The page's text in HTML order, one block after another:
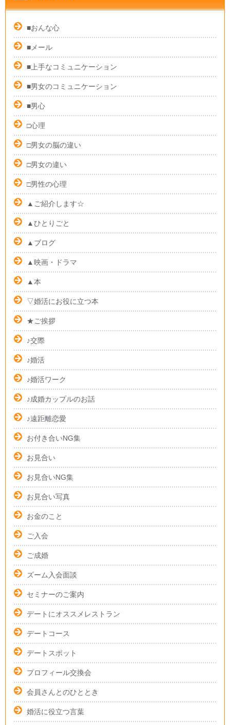
■おんな心
■メール
■上手なコミュニケーション
■男女のコミュニケーション
■男心
□心理
□男女の脳の違い
□男女の違い
□男性の心理
▲ご紹介します☆
▲ひとりごと
▲ブログ
▲映画・ドラマ
▲本
▽婚活にお役に立つ本
★ご挨拶
♪交際
♪婚活
♪婚活ワーク
♪成婚カップルのお話
♪遠距離恋愛
お付き合いNG集
お見合い
お見合いNG集
お見合い写真
お金のこと
ご入会
ご成婚
ズーム入会面談
セミナーのご案内
デートにオススメレストラン
デートコース
デートスポット
プロフィール交換会
会員さんとのひととき
婚活に役立つ言葉